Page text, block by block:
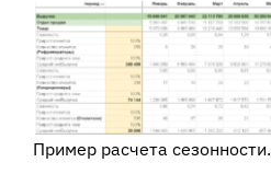
Пример расчета сезонности.